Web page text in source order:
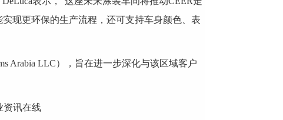
现更环保的生产流程，还可支持车身颜色、表
Arabia LLC），旨在进一步深化与该区域客户